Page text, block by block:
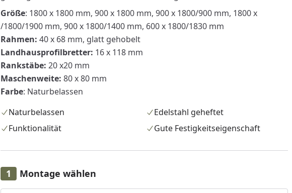
Größe: 1800 x 1800 mm, 900 x 1800 mm, 900 x 1800/900 mm, 1800 x
/1800/1900 mm, 900 x 1800/1400 mm, 600 x 1800/1830 mm
Rahmen: 40 x 68 mm, glatt gehobelt
Landhausprofilbretter: 16 x 118 mm
Rankstäbe: 20 x20 mm
Maschenweite: 80 x 80 mm
Farbe: Naturbelassen
Naturbelassen
Edelstahl geheftet
Funktionalität
Gute Festigkeitseigenschaft
Montage wählen